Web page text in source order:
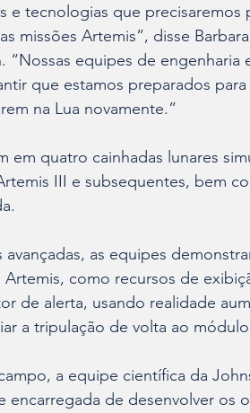
e tecnologias que
missões Artemis”, disse
“Nossas equipes de engenharia
que estamos preparados
na Lua novamente.”
em quatro cainhadas lunares
III e subsequentes, bem
avançadas, as equipes
Artemis, como recursos de
de alerta, usando realidade
a tripulação de volta ao
a equipe científica da
encarregada de desenvolver os